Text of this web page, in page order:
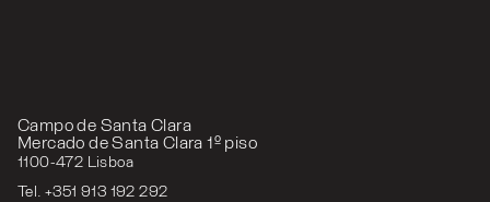
Campo de Santa Clara
Mercado de Santa Clara 1º piso
1100-472 Lisboa
Tel. +351 913 192 292